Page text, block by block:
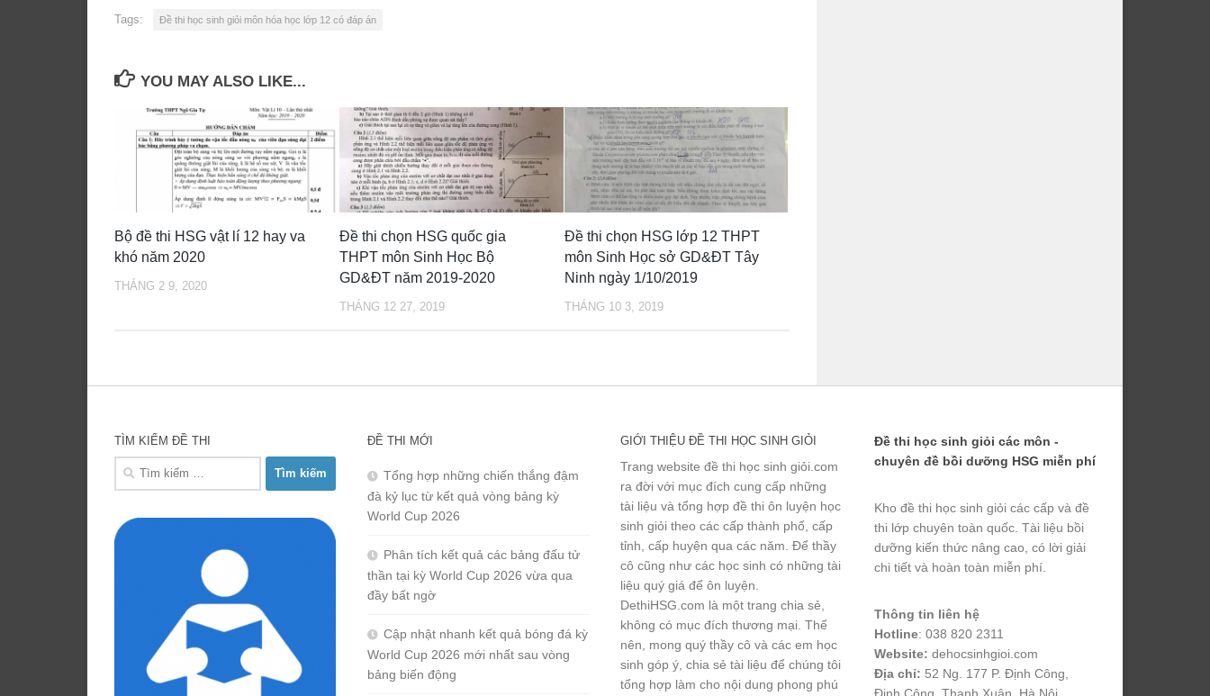
Tags: Đề thi học sinh giỏi môn hóa học lớp 12 có đáp án
YOU MAY ALSO LIKE...
Bộ đề thi HSG vật lí 12 hay va
khó năm 2020
THÁNG 2 9, 2020
Đề thi chọn HSG quốc gia
THPT môn Sinh Học Bộ
GD&ĐT năm 2019-2020
THÁNG 12 27, 2019
Đề thi chọn HSG lớp 12 THPT
môn Sinh Học sở GD&ĐT Tây
Ninh ngày 1/10/2019
THÁNG 10 3, 2019
TÌM KIẾM ĐỀ THI
Tìm
ĐỀ THI MỚI
Tổng hợp những chiến thắng đậm
đà kỷ lục từ kết quả vòng bảng kỳ
World Cup 2026
Phân tích kết quả các bảng đấu tử
thần tại kỳ World Cup 2026 vừa qua
đầy bất ngờ
Cập nhật nhanh kết quả bóng đá kỳ
World Cup 2026 mới nhất sau vòng
bảng biến động
GIỚI THIỆU ĐỀ THI HỌC SINH GIỎI
Trang website đề thi học sinh giỏi.com
ra đời với mục đích cung cấp những
tài liệu và tổng hợp đề thi ôn luyện học
sinh giỏi theo các cấp thành phố, cấp
tỉnh, cấp huyện qua các năm. Để thầy
cô cũng như các học sinh có những tài
liệu quý giá để ôn luyện.
DethiHSG.com là một trang chia sẻ,
không có mục đích thương mại. Thế
nên, mong quý thầy cô và các em học
sinh góp ý, chia sẻ tài liệu để chúng tôi
tổng hợp làm cho nội dung phong phú
Đề thi học sinh giỏi các môn -
chuyên đề bồi dưỡng HSG miễn phí
Kho đề thi học sinh giỏi các cấp và đề
thi lớp chuyên toàn quốc. Tài liệu bồi
dưỡng kiến thức nâng cao, có lời giải
chi tiết và hoàn toàn miễn phí.
Thông tin liên hệ
Hotline: 038 820 2311
Website: dehocsinhgioi.com
Địa chỉ: 52 Ng. 177 P. Định Công,
Định Công, Thanh Xuân, Hà Nội